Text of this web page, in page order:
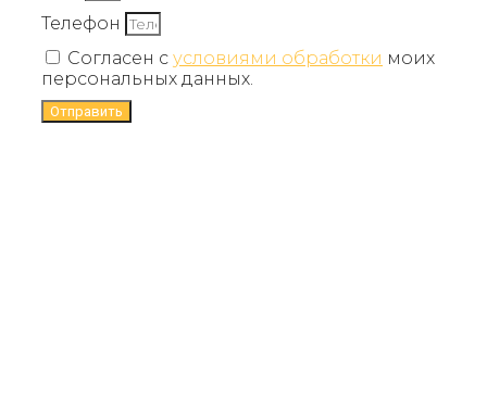
Телефон
Согласен с условиями обработки моих
персональных данных.
Отправить